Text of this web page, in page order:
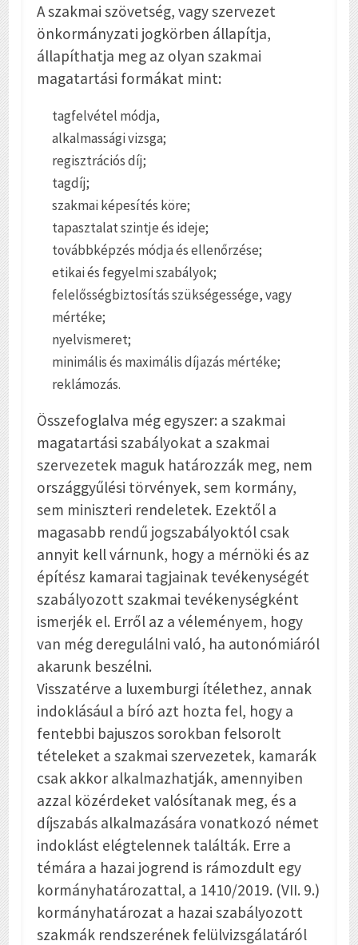
A szakmai szövetség, vagy szervezet
önkormányzati jogkörben állapítja,
állapíthatja meg az olyan szakmai
magatartási formákat mint:
tagfelvétel módja,
alkalmassági vizsga;
regisztrációs díj;
tagdíj;
szakmai képesítés köre;
tapasztalat szintje és ideje;
továbbképzés módja és ellenőrzése;
etikai és fegyelmi szabályok;
felelősségbiztosítás szükségessége, vagy
mértéke;
nyelvismeret;
minimális és maximális díjazás mértéke;
reklámozás.
Összefoglalva még egyszer: a szakmai
magatartási szabályokat a szakmai
szervezetek maguk határozzák meg, nem
országgyűlési törvények, sem kormány,
sem miniszteri rendeletek. Ezektől a
magasabb rendű jogszabályoktól csak
annyit kell várnunk, hogy a mérnöki és az
építész kamarai tagjainak tevékenységét
szabályozott szakmai tevékenységként
ismerjék el. Erről az a véleményem, hogy
van még deregulálni való, ha autonómiáról
akarunk beszélni.
Visszatérve a luxemburgi ítélethez, annak
indoklásául a bíró azt hozta fel, hogy a
fentebbi bajuszos sorokban felsorolt
tételeket a szakmai szervezetek, kamarák
csak akkor alkalmazhatják, amennyiben
azzal közérdeket valósítanak meg, és a
díjszabás alkalmazására vonatkozó német
indoklást elégtelennek találták. Erre a
témára a hazai jogrend is rámozdult egy
kormányhatározattal, a 1410/2019. (VII. 9.)
kormányhatározat a hazai szabályozott
szakmák rendszerének felülvizsgálatáról